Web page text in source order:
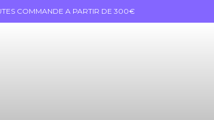
COMMANDE A PARTIR DE 300€